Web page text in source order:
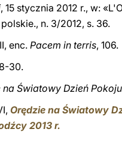
, 15 stycznia 2012 r., w:
n. 3/2012, s. 36.
enc. Pacem in terris, 106.
30.
na Światowy Dzień
Orędzie na Światowy
2013 r.